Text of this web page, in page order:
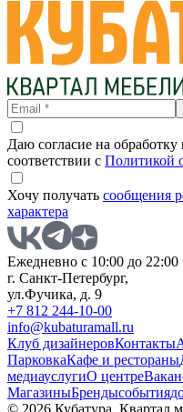
Даю согласие на
соответствии с Политикой
Хочу получать сообщения
характера
Ежедневно с 10:00 до 22:00
г. Санкт-Петербург,
ул.Фучика, д. 9
+7 812 244-10-00
info@kubaturamall.ru
Клуб дизайнеровКонтакты
ПарковкаКафе и рестораны
медиауслугиО центре
МагазиныБрендысобытия
© 2026 Кубатура. Квартал